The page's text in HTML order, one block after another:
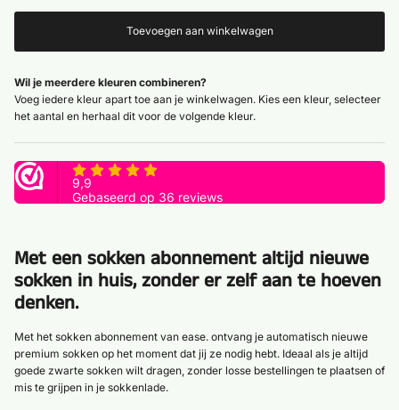
Toevoegen aan winkelwagen
Wil je meerdere kleuren combineren?
Voeg iedere kleur apart toe aan je winkelwagen. Kies een kleur, selecteer
het aantal en herhaal dit voor de volgende kleur.
Met een sokken abonnement altijd nieuwe
sokken in huis, zonder er zelf aan te hoeven
denken.
Met het sokken abonnement van ease. ontvang je automatisch nieuwe
premium sokken op het moment dat jij ze nodig hebt. Ideaal als je altijd
goede zwarte sokken wilt dragen, zonder losse bestellingen te plaatsen of
mis te grijpen in je sokkenlade.